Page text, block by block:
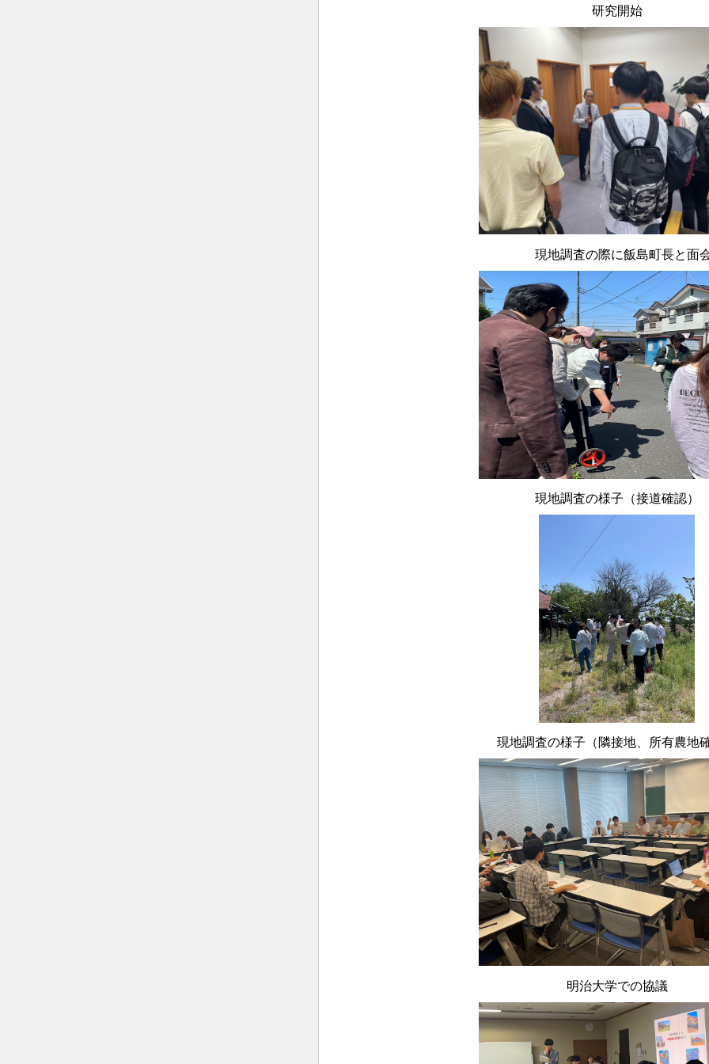
研究開始
現地調査の際に飯島町長と面
現地調査の様子（接道確認）
現地調査の様子（隣接地、所有農地
明治大学での協議